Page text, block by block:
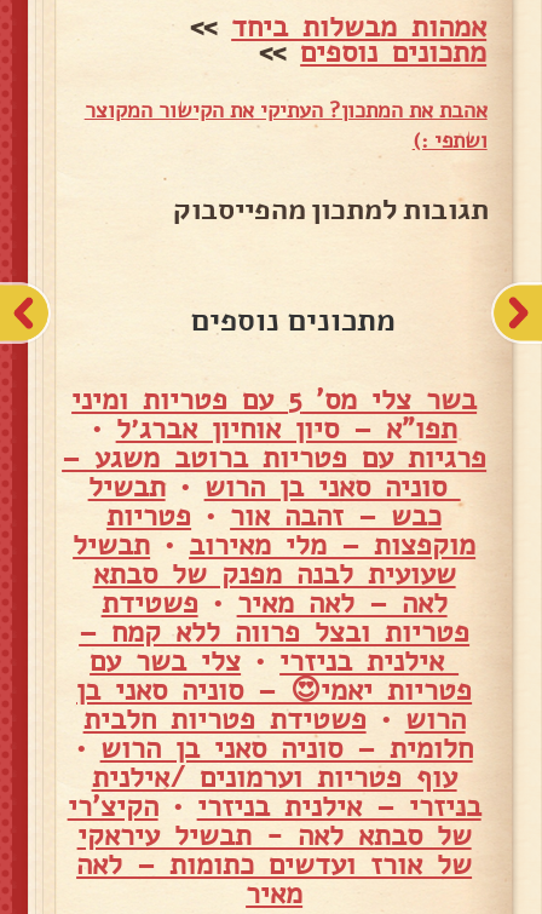
אמהות מבשלות ביחד >>
מתכונים נוספים>>
אהבת את המתכון? העתיקי את הקישור המקוצר
ושתפי :)
תגובות למתכון מהפייסבוק
מתכונים נוספים
בשר צלי מס' 5 עם פטריות ומיני
תפו"א – סיון אוחיון אברג׳ל •
פרגיות עם פטריות ברוטב משגע –
סוניה סאני בן הרוש •תבשיל
כבש – זהבה אור • פטריות
מוקפצות – מלי מאירוב • תבשיל
שעועית לבנה מפנק של סבתא
לאה – לאה מאיר • פשטידת
פטריות ובצל פרווה ללא קמח –
אילנית בניזרי • צלי בשר עם
פטריות יאמי😍 – סוניה סאני בן
הרוש • פשטידת פטריות חלבית
חלומית – סוניה סאני בן הרוש •
עוף פטריות וערמונים /אילנית
בניזרי – אילנית בניזרי •הקיצ'רי
של סבתא לאה - תבשיל עיראקי
של אורז ועדשים כתומות – לאה
מאיר